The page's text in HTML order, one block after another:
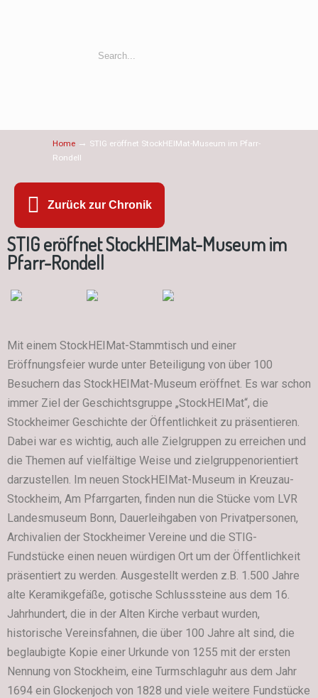
Home → STIG eröffnet StockHEIMat-Museum im Pfarr-
Rondell
Zurück zur Chronik
STIG eröffnet StockHEIMat-Museum im
Pfarr-Rondell
Mit einem StockHEIMat-Stammtisch und einer
Eröffnungsfeier wurde unter Beteiligung von über 100
Besuchern das StockHEIMat-Museum eröffnet. Es war schon
immer Ziel der Geschichtsgruppe „StockHEIMat“, die
Stockheimer Geschichte der Öffentlichkeit zu präsentieren.
Dabei war es wichtig, auch alle Zielgruppen zu erreichen und
die Themen auf vielfältige Weise und zielgruppenorientiert
darzustellen. Im neuen StockHEIMat-Museum in Kreuzau-
Stockheim, Am Pfarrgarten, finden nun die Stücke vom LVR
Landesmuseum Bonn, Dauerleihgaben von Privatpersonen,
Archivalien der Stockheimer Vereine und die STIG-
Fundstücke einen neuen würdigen Ort um der Öffentlichkeit
präsentiert zu werden. Ausgestellt werden z.B. 1.500 Jahre
alte Keramikgefäße, gotische Schlusssteine aus dem 16.
Jahrhundert, die in der Alten Kirche verbaut wurden,
historische Vereinsfahnen, die über 100 Jahre alt sind, die
beglaubigte Kopie einer Urkunde von 1255 mit der ersten
Nennung von Stockheim, eine Turmschlaguhr aus dem Jahr
1694 ein Glockenjoch von 1828 und viele weitere Fundstücke